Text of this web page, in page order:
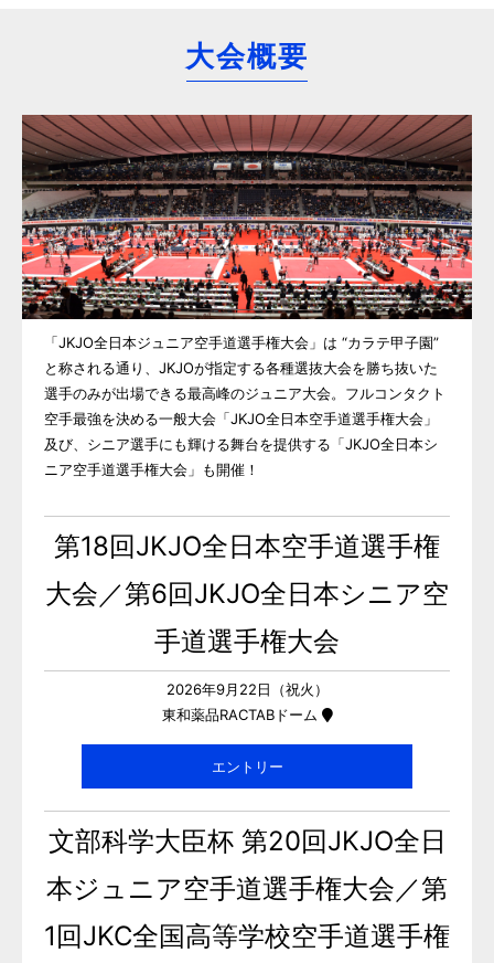
大会概要
「JKJO全日本ジュニア空手道選手権大会」は “カラテ甲子園”
と称される通り、JKJOが指定する各種選抜大会を勝ち抜いた
選手のみが出場できる最高峰のジュニア大会。フルコンタクト
空手最強を決める一般大会「JKJO全日本空手道選手権大会」
及び、シニア選手にも輝ける舞台を提供する「JKJO全日本シ
ニア空手道選手権大会」も開催！
第18回JKJO全日本空手道選手権
大会／第6回JKJO全日本シニア空
手道選手権大会
2026年9月22日（祝火）
東和薬品RACTABドーム
エントリー
文部科学大臣杯 第20回JKJO全日
本ジュニア空手道選手権大会／第
1回JKC全国高等学校空手道選手権